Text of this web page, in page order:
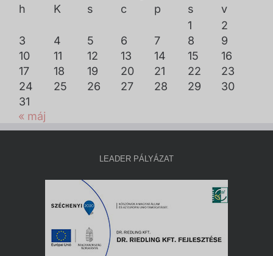
h
K s c p s
v
1
2
3
4 5 6 7 8
9
10
11 12 13 14 15
16
17
18 19 20 21 22
23
24
25 26 27 28 29
30
31
« máj
LEADER PÁLYÁZAT